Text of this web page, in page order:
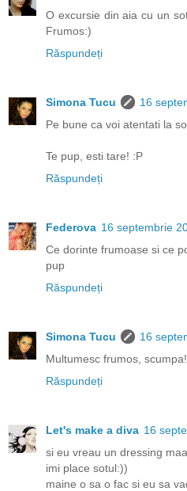
O excursie din aia cu un
Frumos:)
Răspundeți
Simona Tucu
16
Pe bune ca voi atentati la
Te pup, esti tare! :P
Răspundeți
Federova 16 septembrie
Ce dorinte frumoase si ce
pup
Răspundeți
Simona Tucu
16
Multumesc frumos,
Răspundeți
Let's make a diva 16
si eu vreau un dressing
imi place sotul:))
maine o sa o fac si eu sa